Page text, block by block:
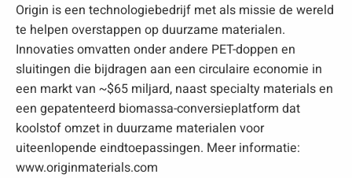
Origin is een technologiebedrijf met als missie de wereld
te helpen overstappen op duurzame materialen.
Innovaties omvatten onder andere PET-doppen en
sluitingen die bijdragen aan een circulaire economie in
een markt van ~$65 miljard, naast specialty materials en
een gepatenteerd biomassa-conversieplatform dat
koolstof omzet in duurzame materialen voor
uiteenlopende eindtoepassingen. Meer informatie:
www.originmaterials.com